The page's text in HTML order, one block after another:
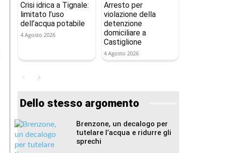
Crisi idrica a Tignale:
limitato l’uso
dell’acqua potabile
4 Agosto 2026
Arresto per
violazione della
detenzione
domiciliare a
Castiglione
4 Agosto 2026
Dello stesso argomento
Brenzone, un decalogo per
tutelare l’acqua e ridurre gli
sprechi